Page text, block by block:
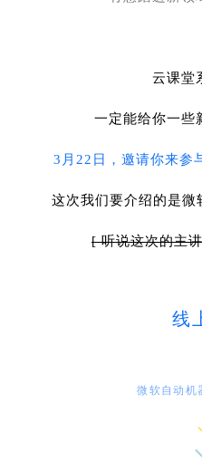
云课堂
一定能给你一些
3月22日，邀请你来参
这次我们要介绍的是
[ 听说这次的主
线
微软自动机